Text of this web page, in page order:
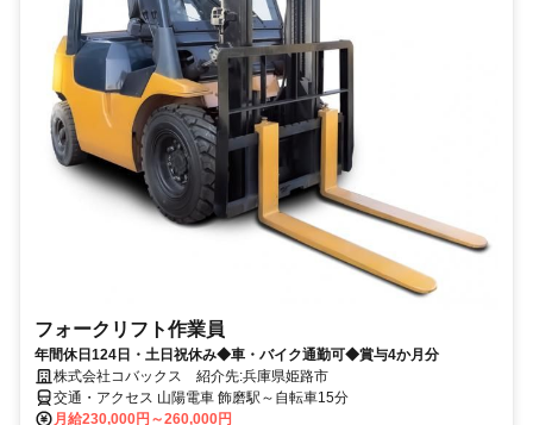
フォークリフト作業員
年間休日124日・土日祝休み◆車・バイク通勤可◆賞与4か月分
株式会社コバックス 紹介先:兵庫県姫路市
交通・アクセス 山陽電車 飾磨駅～自転車15分
月給230,000円～260,000円